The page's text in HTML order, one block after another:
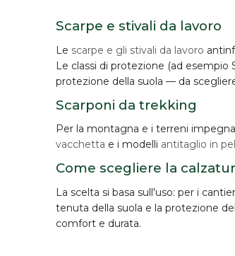
Scarpe e stivali da lavoro
Le scarpe e gli stivali da lavoro
Le classi di protezione (ad esempio
protezione della suola — da
Scarponi da trekking
Per la montagna e i terreni
vacchetta e i modelli antitaglio in
Come scegliere la
La scelta si basa sull'uso: per i
tenuta della suola e la protezione
comfort e durata.